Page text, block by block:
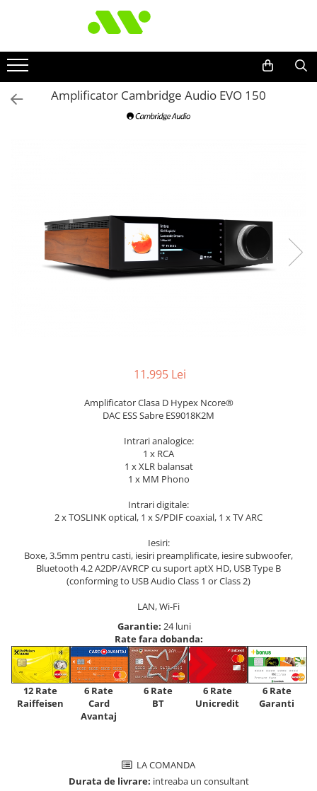
Amplificator Cambridge Audio EVO 150
11.995 Lei
Amplificator Clasa D Hypex Ncore®
DAC ESS Sabre ES9018K2M
Intrari analogice:
1 x RCA
1 x XLR balansat
1 x MM Phono
Intrari digitale:
2 x TOSLINK optical, 1 x S/PDIF coaxial, 1 x TV ARC
Iesiri:
Boxe, 3.5mm pentru casti, iesiri preamplificate, iesire subwoofer,
Bluetooth 4.2 A2DP/AVRCP cu suport aptX HD, USB Type B
(conforming to USB Audio Class 1 or Class 2)
LAN, Wi-Fi
Garantie: 24 luni
Rate fara dobanda:
12 Rate
Raiffeisen
6 Rate
Card
Avantaj
6 Rate
BT
6 Rate
Unicredit
6 Rate
Garanti
LA COMANDA
Durata de livrare: intreaba un consultant